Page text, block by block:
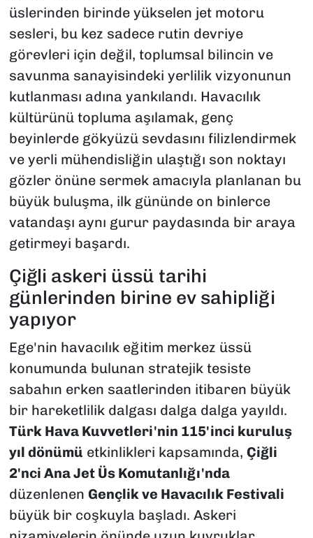
üslerinden birinde yükselen jet motoru
sesleri, bu kez sadece rutin devriye
görevleri için değil, toplumsal bilincin ve
savunma sanayisindeki yerlilik vizyonunun
kutlanması adına yankılandı. Havacılık
kültürünü topluma aşılamak, genç
beyinlerde gökyüzü sevdasını filizlendirmek
ve yerli mühendisliğin ulaştığı son noktayı
gözler önüne sermek amacıyla planlanan bu
büyük buluşma, ilk gününde on binlerce
vatandaşı aynı gurur paydasında bir araya
getirmeyi başardı.
Çiğli askeri üssü tarihi
günlerinden birine ev sahipliği
yapıyor
Ege'nin havacılık eğitim merkez üssü
konumunda bulunan stratejik tesiste
sabahın erken saatlerinden itibaren büyük
bir hareketlilik dalgası dalga dalga yayıldı.
Türk Hava Kuvvetleri'nin 115'inci kuruluş
yıl dönümü etkinlikleri kapsamında, Çiğli
2'nci Ana Jet Üs Komutanlığı'nda
düzenlenen Gençlik ve Havacılık Festivali
büyük bir coşkuyla başladı. Askeri